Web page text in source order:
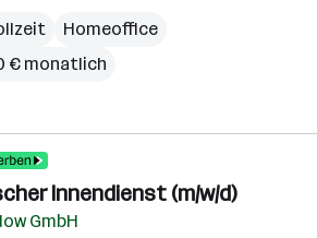
Homeoffice
€ monatlich
Innendienst (m/w/d)
GmbH